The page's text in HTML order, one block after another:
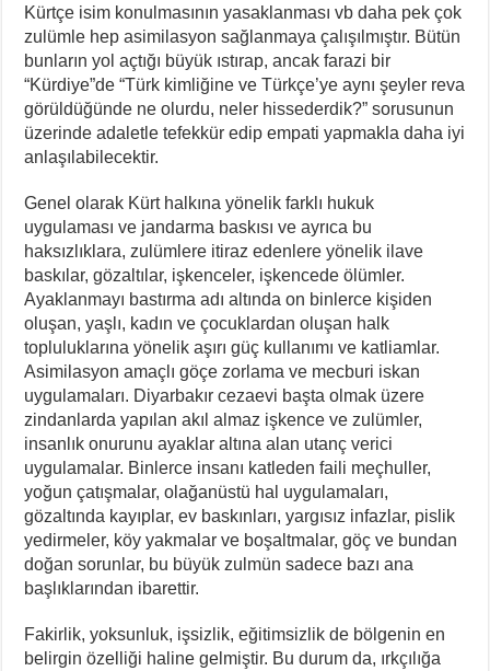
Kürtçe isim konulmasının yasaklanması vb daha pek çok
zulümle hep asimilasyon sağlanmaya çalışılmıştır. Bütün
bunların yol açtığı büyük ıstırap, ancak farazi bir
“Kürdiye”de “Türk kimliğine ve Türkçe’ye aynı şeyler reva
görüldüğünde ne olurdu, neler hissederdik?” sorusunun
üzerinde adaletle tefekkür edip empati yapmakla daha iyi
anlaşılabilecektir.
Genel olarak Kürt halkına yönelik farklı hukuk
uygulaması ve jandarma baskısı ve ayrıca bu
haksızlıklara, zulümlere itiraz edenlere yönelik ilave
baskılar, gözaltılar, işkenceler, işkencede ölümler.
Ayaklanmayı bastırma adı altında on binlerce kişiden
oluşan, yaşlı, kadın ve çocuklardan oluşan halk
topluluklarına yönelik aşırı güç kullanımı ve katliamlar.
Asimilasyon amaçlı göçe zorlama ve mecburi iskan
uygulamaları. Diyarbakır cezaevi başta olmak üzere
zindanlarda yapılan akıl almaz işkence ve zulümler,
insanlık onurunu ayaklar altına alan utanç verici
uygulamalar. Binlerce insanı katleden faili meçhuller,
yoğun çatışmalar, olağanüstü hal uygulamaları,
gözaltında kayıplar, ev baskınları, yargısız infazlar, pislik
yedirmeler, köy yakmalar ve boşaltmalar, göç ve bundan
doğan sorunlar, bu büyük zulmün sadece bazı ana
başlıklarından ibarettir.
Fakirlik, yoksunluk, işsizlik, eğitimsizlik de bölgenin en
belirgin özelliği haline gelmiştir. Bu durum da, ırkçılığa